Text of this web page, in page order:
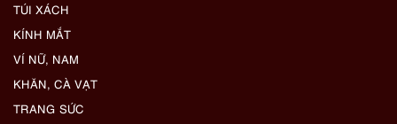
TÚI XÁCH
KÍNH MẮT
VÍ NỮ, NAM
KHĂN, CÀ VẠT
TRANG SỨC